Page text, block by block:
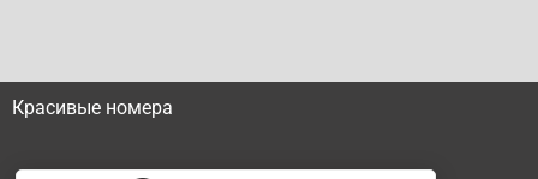
Красивые номера